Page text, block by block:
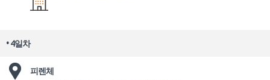
• 4일차
피렌체